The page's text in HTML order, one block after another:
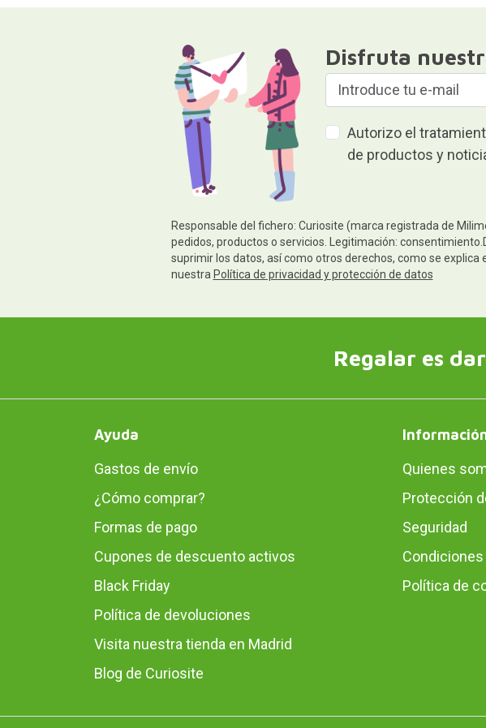
Disfruta
Autorizo el
de productos y
Responsable del fichero: Curiosite (marca registrada de
pedidos, productos o servicios. Legitimación:
suprimir los datos, así como otros derechos, como se
nuestra Política de privacidad y protección de datos
Regalar es
Ayuda
Gastos de envío
¿Cómo comprar?
Formas de pago
Cupones de descuento activos
Black Friday
Política de devoluciones
Visita nuestra tienda en Madrid
Blog de Curiosite
Quienes
Protección
Seguridad
Política de